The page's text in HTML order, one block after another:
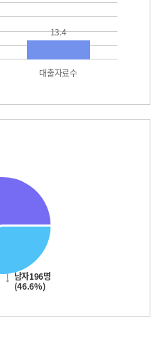
대출자료수
13.4
남자196명
(46.6%)